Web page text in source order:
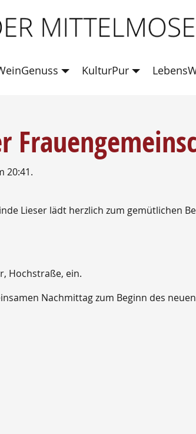
KulturPur
20:41.
Lieser lädt herzlich zum gemütlichen
Hochstraße, ein.
Nachmittag zum Beginn des neuen